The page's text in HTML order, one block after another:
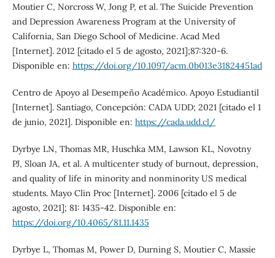
Moutier C, Norcross W, Jong P, et al. The Suicide Prevention
and Depression Awareness Program at the University of
California, San Diego School of Medicine. Acad Med
[Internet]. 2012 [citado el 5 de agosto, 2021];87:320-6.
Disponible en: https://doi.org/10.1097/acm.0b013e31824451ad
Centro de Apoyo al Desempeño Académico. Apoyo Estudiantil
[Internet]. Santiago, Concepción: CADA UDD; 2021 [citado el 1
de junio, 2021]. Disponible en: https://cada.udd.cl/
Dyrbye LN, Thomas MR, Huschka MM, Lawson KL, Novotny
PJ, Sloan JA, et al. A multicenter study of burnout, depression,
and quality of life in minority and nonminority US medical
students. Mayo Clin Proc [Internet]. 2006 [citado el 5 de
agosto, 2021]; 81: 1435-42. Disponible en:
https://doi.org/10.4065/81.11.1435
Dyrbye L, Thomas M, Power D, Durning S, Moutier C, Massie